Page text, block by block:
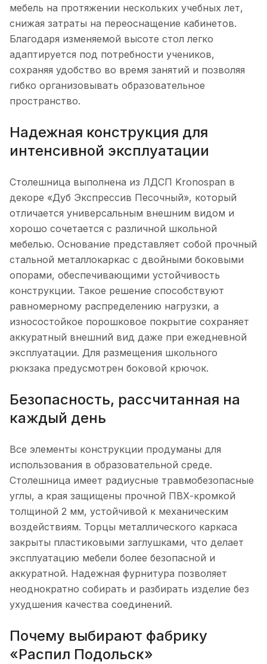
мебель на протяжении нескольких учебных лет,
снижая затраты на переоснащение кабинетов.
Благодаря изменяемой высоте стол легко
адаптируется под потребности учеников,
сохраняя удобство во время занятий и позволяя
гибко организовывать образовательное
пространство.
Надежная конструкция для
интенсивной эксплуатации
Столешница выполнена из ЛДСП Kronospan в
декоре «Дуб Экспрессив Песочный», который
отличается универсальным внешним видом и
хорошо сочетается с различной школьной
мебелью. Основание представляет собой прочный
стальной металлокаркас с двойными боковыми
опорами, обеспечивающими устойчивость
конструкции. Такое решение способствуют
равномерному распределению нагрузки, а
износостойкое порошковое покрытие сохраняет
аккуратный внешний вид даже при ежедневной
эксплуатации. Для размещения школьного
рюкзака предусмотрен боковой крючок.
Безопасность, рассчитанная на
каждый день
Все элементы конструкции продуманы для
использования в образовательной среде.
Столешница имеет радиусные травмобезопасные
углы, а края защищены прочной ПВХ-кромкой
толщиной 2 мм, устойчивой к механическим
воздействиям. Торцы металлического каркаса
закрыты пластиковыми заглушками, что делает
эксплуатацию мебели более безопасной и
аккуратной. Надежная фурнитура позволяет
неоднократно собирать и разбирать изделие без
ухудшения качества соединений.
Почему выбирают фабрику
«Распил Подольск»